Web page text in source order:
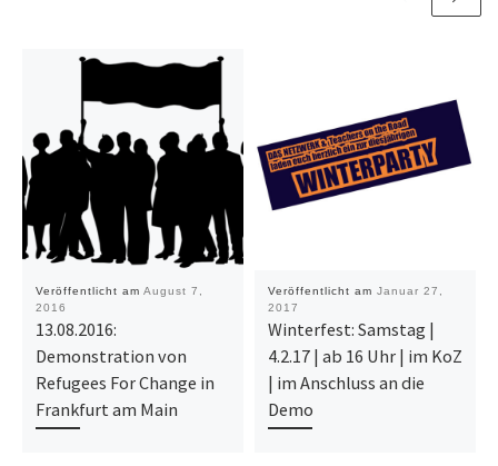
Veröffentlicht am August 7,
2016
13.08.2016:
Demonstration von
Refugees For Change in
Frankfurt am Main
Veröffentlicht am Januar 27,
2017
Winterfest: Samstag |
4.2.17 | ab 16 Uhr | im KoZ
| im Anschluss an die
Demo